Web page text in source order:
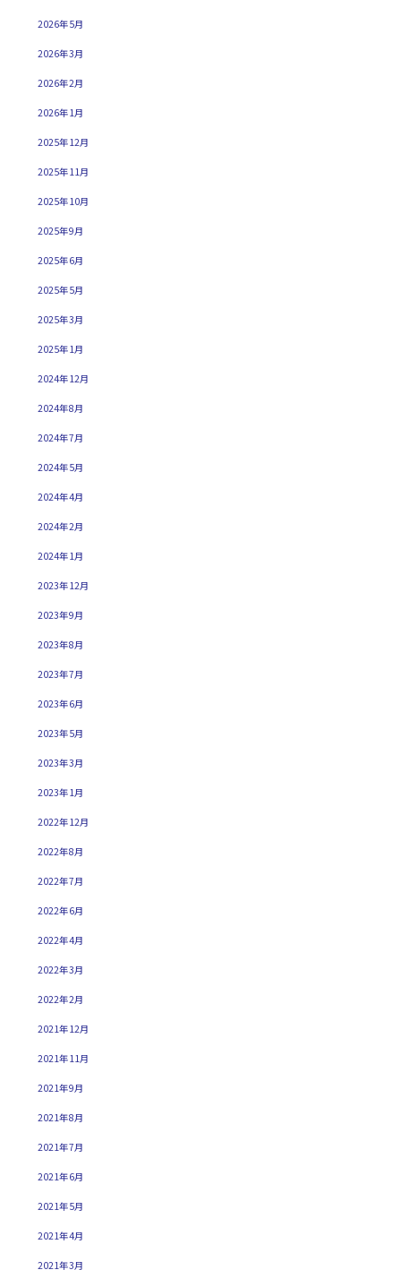
2026年5月
2026年3月
2026年2月
2026年1月
2025年12月
2025年11月
2025年10月
2025年9月
2025年6月
2025年5月
2025年3月
2025年1月
2024年12月
2024年8月
2024年7月
2024年5月
2024年4月
2024年2月
2024年1月
2023年12月
2023年9月
2023年8月
2023年7月
2023年6月
2023年5月
2023年3月
2023年1月
2022年12月
2022年8月
2022年7月
2022年6月
2022年4月
2022年3月
2022年2月
2021年12月
2021年11月
2021年9月
2021年8月
2021年7月
2021年6月
2021年5月
2021年4月
2021年3月